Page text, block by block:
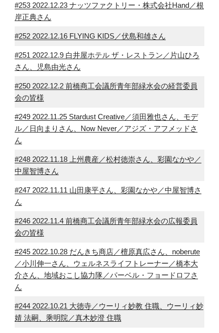
#253 2022.12.23 ナッツファクトリー・株式会社Hand／根
岸正典さん
#252 2022.12.16 FLYING KIDS／伏島和雄さん
#251 2022.12.9 白井屋ホテル ザ・レストラン／片山ひろ
さん、児島由光さん
#250 2022.12.2 前橋商工会議所青年部緑水会の経営委員
会の皆様
#249 2022.11.25 Stardust Creative／須田雅也さん、モデ
ル／日向まりさん、Now Never／アジズ・アフメッドさ
ん
#248 2022.11.18 上州農産／松村徳崇さん、彩園なかや／
中屋智博さん
#247 2022.11.11 山田康平さん、彩園なかや／中屋智博さ
ん
#246 2022.11.4 前橋商工会議所青年部緑水会の広報委員
会の皆様
#245 2022.10.28 だんきち商店／檀原真広さん、noberute
／小川伸一さん、ウェルネスライフトレーナー／橋本大
介さん、地域おこし協力隊／パーベル・フョードロフさ
ん
#244 2022.10.21 大徳寺／ウーリィ妙教 住職、ウーリィ妙
婧 法嗣、乘明院／真木妙澄 住職